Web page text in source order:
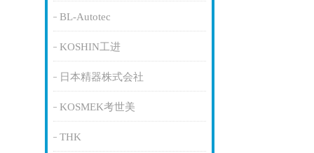
BL-Autotec
KOSHIN工进
日本精器株式会社
KOSMEK考世美
THK